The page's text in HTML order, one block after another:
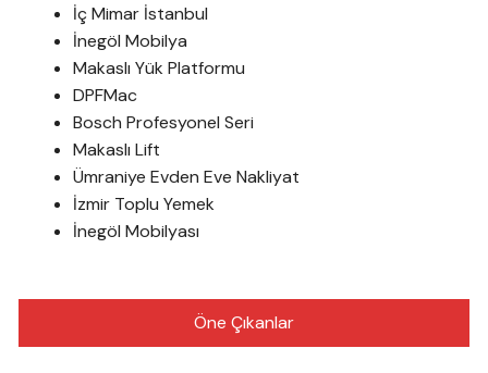
İç Mimar İstanbul
İnegöl Mobilya
Makaslı Yük Platformu
DPFMac
Bosch Profesyonel Seri
Makaslı Lift
Ümraniye Evden Eve Nakliyat
İzmir Toplu Yemek
İnegöl Mobilyası
Öne Çıkanlar